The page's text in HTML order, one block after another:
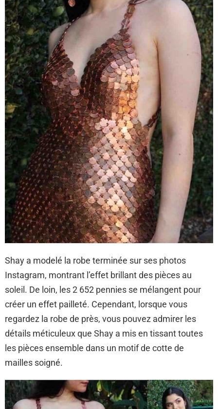
Shay a modelé la robe terminée sur ses photos
Instagram, montrant l’effet brillant des pièces au
soleil. De loin, les 2 652 pennies se mélangent pour
créer un effet pailleté. Cependant, lorsque vous
regardez la robe de près, vous pouvez admirer les
détails méticuleux que Shay a mis en tissant toutes
les pièces ensemble dans un motif de cotte de
mailles soigné.